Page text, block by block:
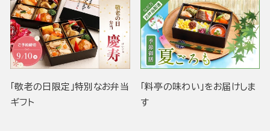
「敬老の日限定」特別なお弁当
ギフト
「料亭の味わい」をお届けしま
す